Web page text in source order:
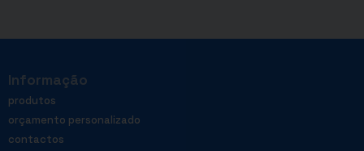
Informação
produtos
orçamento personalizado
contactos